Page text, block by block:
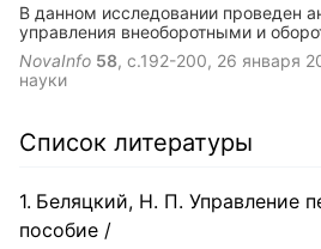
В данном исследовании проведен
управления внеоборотными и
сфере финансового менеджмента
автомобильной промышленности
рамках исследования проведен
бухгалтерского баланса, а так же
NovaInfo 58, с.192-200, 26 января
науки
Список литературы
Беляцкий, Н. П. Управление
пособие /